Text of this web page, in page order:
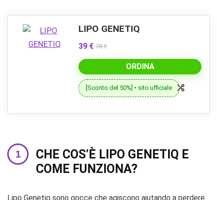
LIPO GENETIQ
39 € 78 €
ORDINA
[Sconto del 50%] • sito ufficiale
CHE COS’È LIPO GENETIQ E
COME FUNZIONA?
Lipo Genetiq sono gocce che agiscono aiutando a perdere